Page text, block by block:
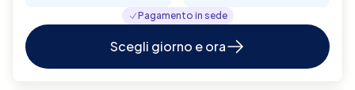
Pagamento in sede
Scegli giorno e ora